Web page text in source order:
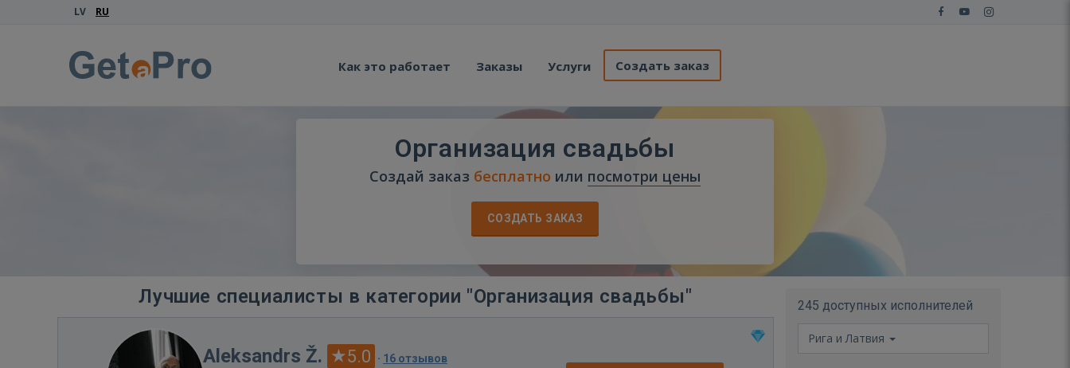
LV RU
Как это работает Заказы Услуги Создать заказ
Организация свадьбы
Создай заказ бесплатно или посмотри цены
СОЗДАТЬ ЗАКАЗ
Лучшие специалисты в категории "Организация свадьбы"
Aleksandrs Ž. 5.0 · 16 отзывов
245 доступных исполнителей
Рига и Латвия